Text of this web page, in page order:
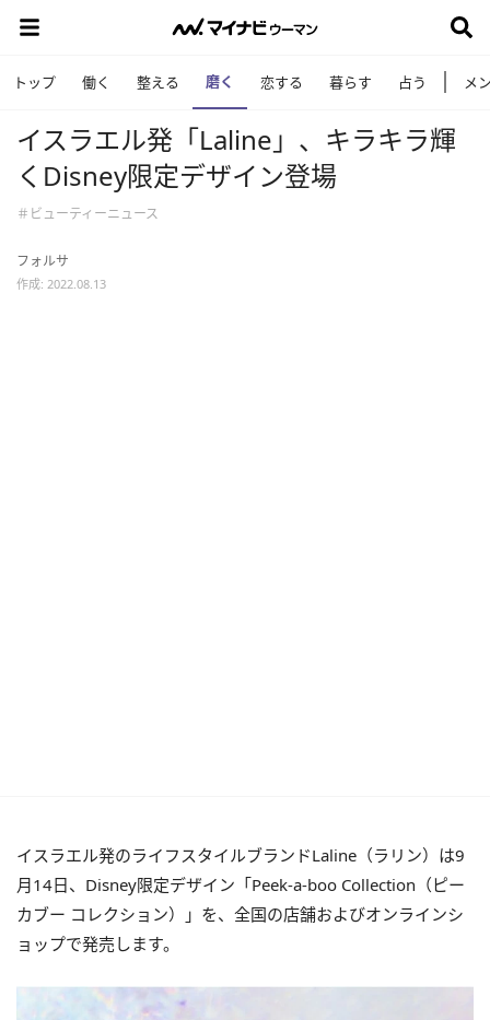
トップ 働く 整える 磨く 恋する 暮らす 占う メ
イスラエル発「Laline」、キラキラ輝
くDisney限定デザイン登場
＃ビューティーニュース
フォルサ
作成: 2022.08.13
イスラエル発のライフスタイルブランドLaline（ラリン）は9
月14日、Disney限定デザイン「Peek-a-boo Collection（ピー
カブー コレクション）」を、全国の店舗およびオンラインシ
ョップで発売します。